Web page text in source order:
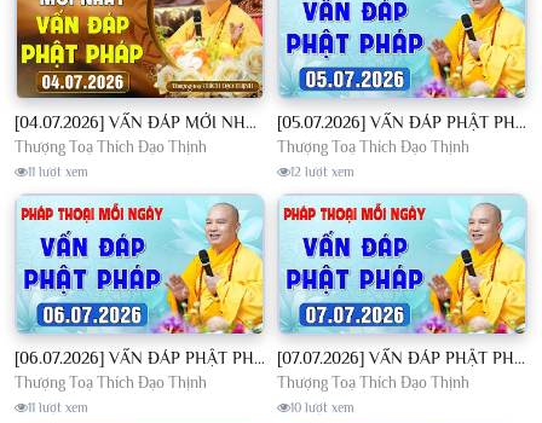
[04.07.2026] VẤN ĐÁP MỚI NHẤT - Pháp Hội Địa Tạng Chùa Khai Nguyên | TT. Thích Đạo Thịnh
Thượng Toạ Thích Đạo Thịnh
11 lượt xem
[05.07.2026] VẤN ĐÁP PHẬT PHÁP - Nghe Thầy giảng Pháp mỗi ngày CÔNG ĐỨC VÔ LƯỢNG│TT. Thích Đạo Thịnh
Thượng Toạ Thích Đạo Thịnh
12 lượt xem
[06.07.2026] VẤN ĐÁP PHẬT PHÁP - Nghe Thầy giảng Pháp mỗi ngày CÔNG ĐỨC VÔ LƯỢNG│TT. Thích Đạo Thịnh
Thượng Toạ Thích Đạo Thịnh
11 lượt xem
[07.07.2026] VẤN ĐÁP PHẬT PHÁP - Nghe Thầy giảng Pháp mỗi ngày CÔNG ĐỨC VÔ LƯỢNG│TT. Thích Đạo Thịnh
Thượng Toạ Thích Đạo Thịnh
10 lượt xem